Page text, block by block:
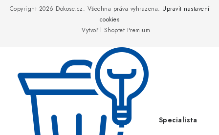
Vytvořil Shoptet Premium
Copyright 2026 Dokose.cz. Všechna práva vyhrazena. Upravit nastavení
cookies
Specialista